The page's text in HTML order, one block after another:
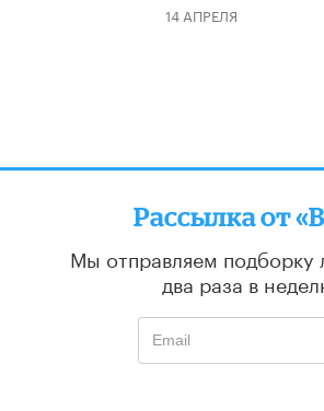
14 АПРЕЛЯ
Рассылка от
Мы отправляем подборку
два раза в